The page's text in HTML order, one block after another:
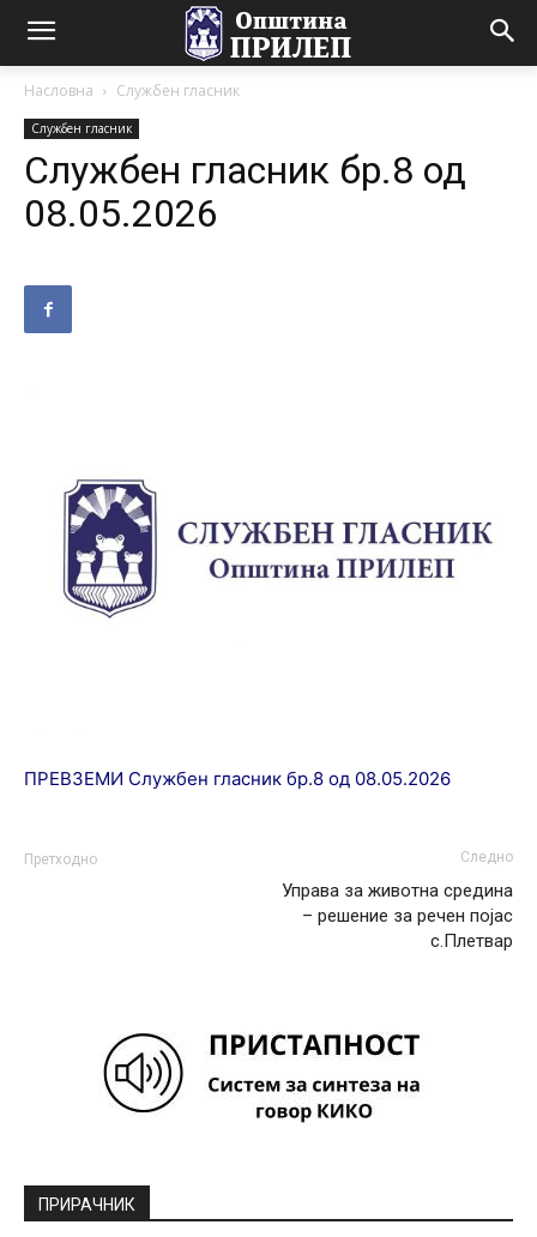
Насловна Службен гласник
Службен гласник
Службен гласник бр.8 од
08.05.2026
ПРЕВЗЕМИ Службен гласник бр.8 од 08.05.2026
Претходно Следно
Управа за животна средина
– решение за речен појас
с.Плетвар
ПРИРАЧНИК